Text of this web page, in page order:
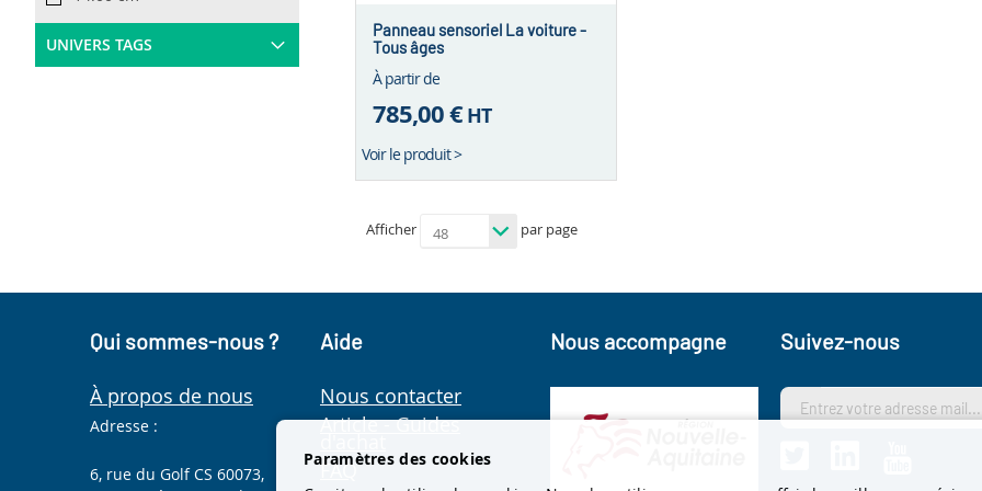
Panneau sensoriel La voiture -
Tous âges
À partir de
785,00 €HT
Voir le produit >
Afficher par page
UNIVERS TAGS
Qui sommes-nous ?
À propos de nous
Adresse :
6, rue du Golf CS 60073,
Aide
Nous contacter
Article - Guides
FAQ
Nous accompagne Suivez-nous
Paramètres des cookies